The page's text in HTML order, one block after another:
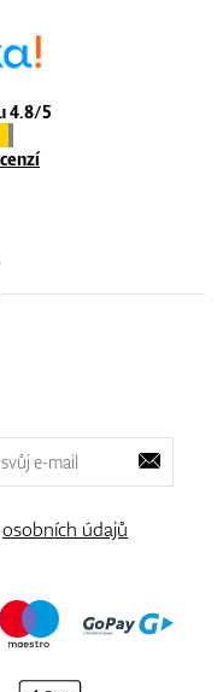
4.8/5
osobních údajů